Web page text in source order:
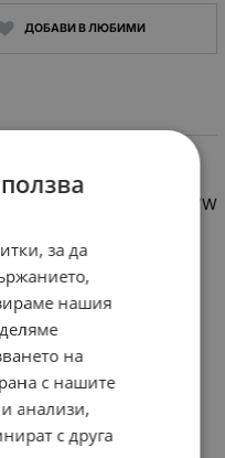
ДОБАВИ В ЛЮБИМИ
AM/FM, Seat, Skoda, VW
VW, Seat, Škoda
за да
нашия
на
с нашите
анализи,
с друга